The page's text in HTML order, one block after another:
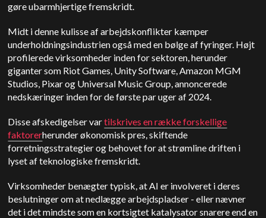
gøre ubarmhjertige fremskridt.
Midt i denne kulisse af arbejdskonflikter kæmper
underholdningsindustrien også med en bølge af fyringer. Højt
profilerede virksomheder inden for sektoren, herunder
giganter som Riot Games, Unity Software, Amazon MGM
Studios, Pixar og Universal Music Group, annoncerede
nedskæringer inden for de første par uger af 2024.
Disse afskedigelser vartilskrives en række forskellige
faktorerherunder økonomisk pres, skiftende
forretningsstrategier og behovet for at strømline driften i
lyset af teknologiske fremskridt.
Virksomheder benægter typisk, at AI er involveret i deres
beslutninger om at nedlægge arbejdspladser - eller nævner
det i det mindste som en kortsigtet katalysator snarere end en